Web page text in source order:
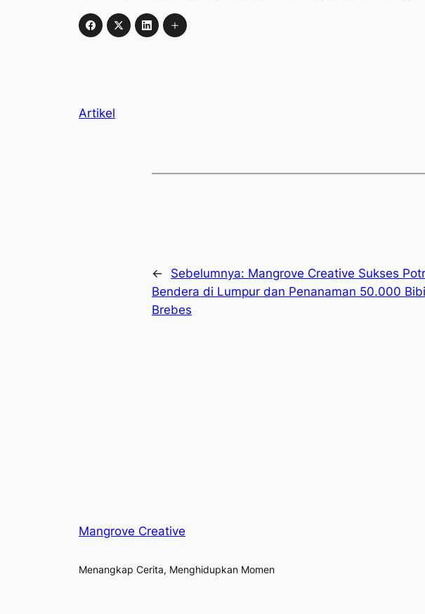
Artikel
← Sebelumnya: Mangrove Creative Sukses
Bendera di Lumpur dan Penanaman 50.000
Brebes
Mangrove Creative
Menangkap Cerita, Menghidupkan Momen